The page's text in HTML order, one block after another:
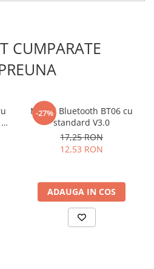
robot STEM
CUMPARATE
-27%
Modul Bluetooth BT06 cu
standard V3.0
17,25 RON
12,53 RON
ADAUGA IN COS